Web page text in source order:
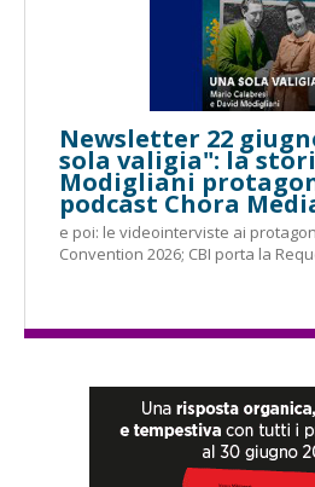
Newsletter 22
sola valigia": la
Modigliani
podcast Chora
e poi: le videointerviste ai
Convention 2026; CBI porta la